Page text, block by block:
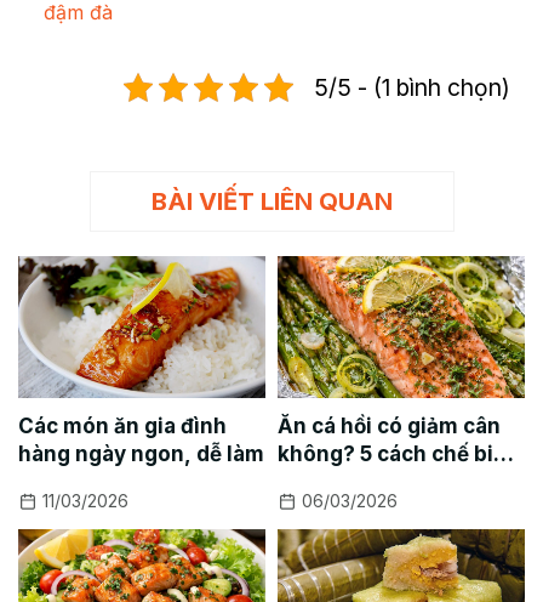
đậm đà
5/5 - (1 bình chọn)
BÀI VIẾT LIÊN QUAN
Các món ăn gia đình
hàng ngày ngon, dễ làm
11/03/2026
Ăn cá hồi có giảm cân
không? 5 cách chế biến
06/03/2026